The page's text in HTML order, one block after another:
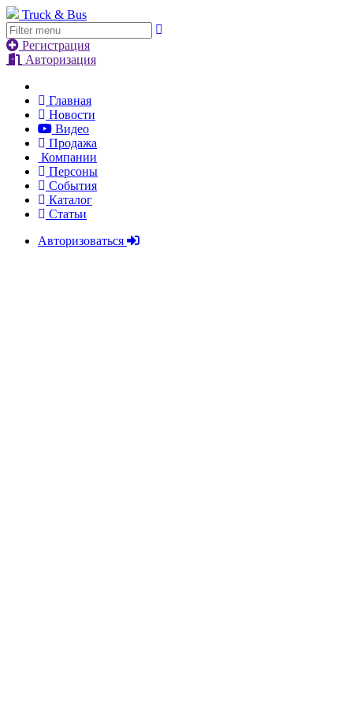
Truck & Bus
Регистрация
Авторизация
Главная
Новости
Видео
Продажа
Компании
Персоны
События
Каталог
Статьи
Авторизоваться